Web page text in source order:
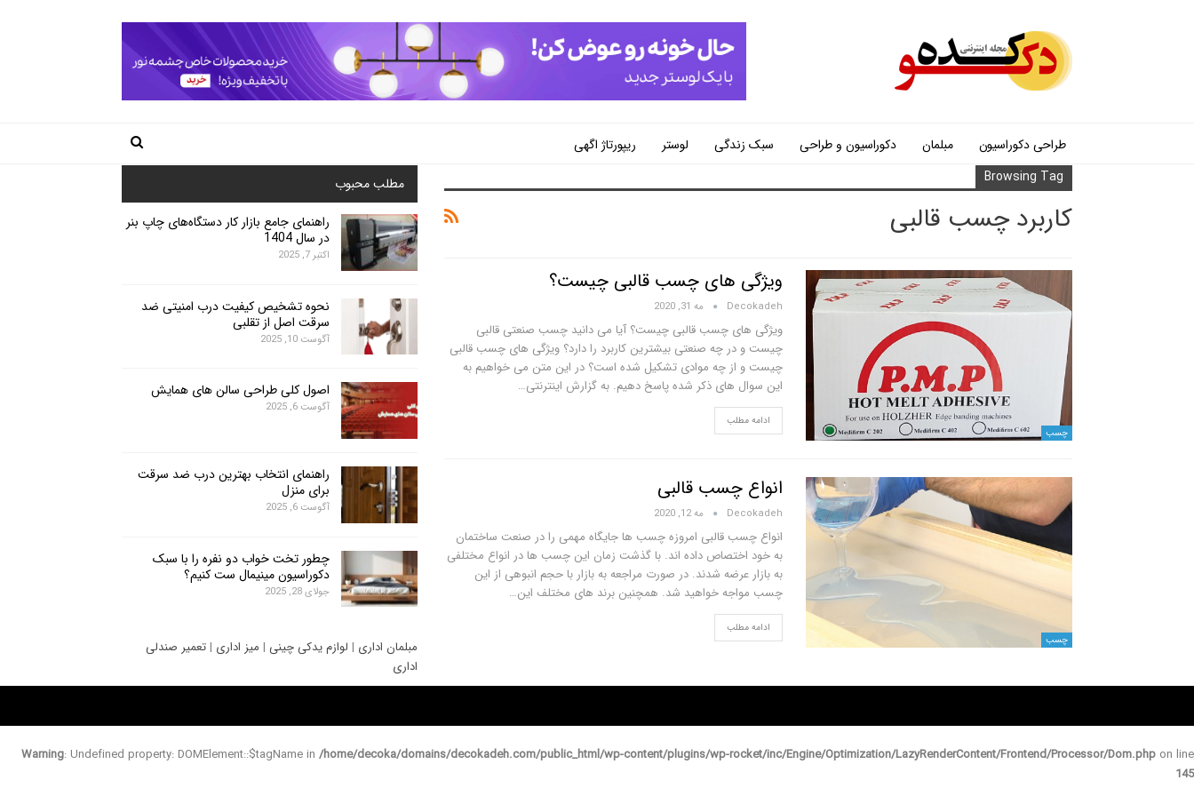
طراحی دکوراسیون مبلمان دکوراسیون و طراحی سبک زندگی لوستر
ریپورتاژ اگهی
Browsing Tag
کاربرد چسب قالبی
چسب
ویژگی های چسب قالبی چیست؟
Decokadeh مه 31, 2020
ویژگی های چسب قالبی چیست؟ آیا می دانید چسب صنعتی قالبی
چیست و در چه صنعتی بیشترین کاربرد را دارد؟ ویژگی های چسب قالبی
چیست و از چه موادی تشکیل شده است؟ در این متن می خواهیم به
این سوال های ذکر شده پاسخ دهیم. به گزارش اینترنتی…
ادامه مطلب
چسب
انواع چسب قالبی
Decokadeh مه 12, 2020
انواع چسب قالبی امروزه چسب ها جایگاه مهمی را در صنعت ساختمان
به خود اختصاص داده اند. با گذشت زمان این چسب ها در انواع مختلفی
به بازار عرضه شدند. در صورت مراجعه به بازار با حجم انبوهی از این
چسب مواجه خواهید شد. همچنین برند های مختلف این…
ادامه مطلب
مطلب محبوب
راهنمای جامع بازار کار دستگاه‌های چاپ بنر
در سال 1404
اکتبر 7, 2025
نحوه تشخیص کیفیت درب امنیتی ضد
سرقت اصل از تقلبی
آگوست 10, 2025
اصول کلی طراحی سالن های همایش
آگوست 6, 2025
راهنمای انتخاب بهترین درب ضد سرقت
برای منزل
آگوست 6, 2025
چطور تخت خواب دو نفره را با سبک
دکوراسیون مینیمال ست کنیم؟
جولای 28, 2025
مبلمان اداری | لوازم یدکی چینی | میز اداری | تعمیر صندلی
اداری
Warning: Undefined property: DOMElement::$tagName in /home/decoka/domains/decokadeh.com/public_html/wp-content/plugins/wp-rocket/inc/Engine/Optimization/LazyRenderContent/Frontend/Processor/Dom.php on line
145